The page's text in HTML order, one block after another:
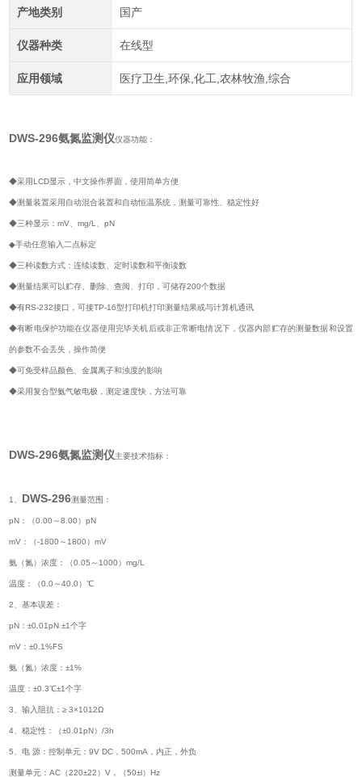
产地类别 国产
仪器种类 在线型
应用领域 医疗卫生,环保,化工,农林牧渔,综合
DWS-296氨氮监测仪仪器功能：
◆采用LCD显示，中文操作界面，使用简单方便
◆测量装置采用自动混合装置和自动恒温系统，测量可靠性、稳定性好
◆三种显示：mV、mg/L、pN
◆手动任意输入二点标定
◆三种读数方式：连续读数、定时读数和平衡读数
◆测量结果可以贮存、删除、查阅、打印，可储存200个数据
◆有RS-232接口，可接TP-16型打印机打印测量结果或与计算机通讯
◆有断电保护功能在仪器使用完毕关机后或非正常断电情况下，仪器内部贮存的测量数据和设置
的参数不会丢失，操作简便
◆可免受样品颜色、金属离子和浊度的影响
◆采用复合型氨气敏电极，测定速度快，方法可靠
DWS-296氨氮监测仪主要技术指标：
1、 DWS-296测量范围：
pN：（0.00～8.00）pN
mV：（-1800～1800）mV
氨（氮）浓度：（0.05～1000）mg/L
温度：（0.0～40.0）℃
2、基本误差：
pN：±0.01pN ±1个字
mV：±0.1%FS
氨（氮）浓度：±1%
温度：±0.3℃±1个字
3、输入阻抗：≥ 3×1012Ω
4、稳定性：（±0.01pN）/3h
5、电 源：控制单元：9V DC，500mA，内正，外负
测量单元：AC（220±22）V，（50±l）Hz